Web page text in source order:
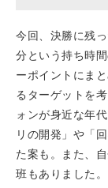
今回、決勝に残
分という持ち時
ーポイントにま
るターゲットを
ォンが身近な年
リの開発」や「
た案も。また、
班もありました。